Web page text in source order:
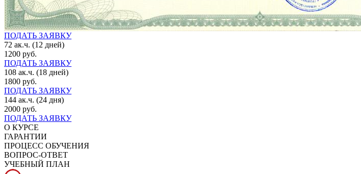
ПОДАТЬ ЗАЯВКУ
72 ак.ч. (12 дней)
1200 руб.
ПОДАТЬ ЗАЯВКУ
108 ак.ч. (18 дней)
1800 руб.
ПОДАТЬ ЗАЯВКУ
144 ак.ч. (24 дня)
2000 руб.
ПОДАТЬ ЗАЯВКУ
О КУРСЕ
ГАРАНТИИ
ПРОЦЕСС ОБУЧЕНИЯ
ВОПРОС-ОТВЕТ
УЧЕБНЫЙ ПЛАН